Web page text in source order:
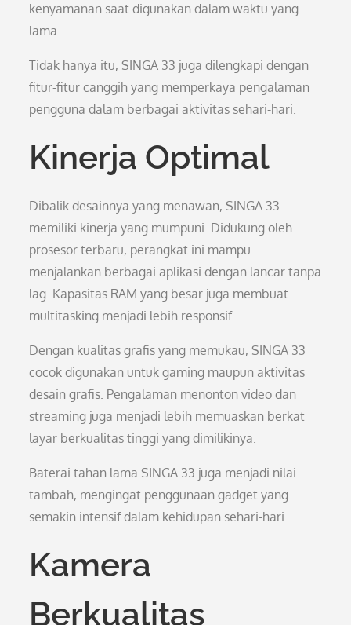
kenyamanan saat digunakan dalam waktu yang
lama.
Tidak hanya itu, SINGA 33 juga dilengkapi dengan
fitur-fitur canggih yang memperkaya pengalaman
pengguna dalam berbagai aktivitas sehari-hari.
Kinerja Optimal
Dibalik desainnya yang menawan, SINGA 33
memiliki kinerja yang mumpuni. Didukung oleh
prosesor terbaru, perangkat ini mampu
menjalankan berbagai aplikasi dengan lancar tanpa
lag. Kapasitas RAM yang besar juga membuat
multitasking menjadi lebih responsif.
Dengan kualitas grafis yang memukau, SINGA 33
cocok digunakan untuk gaming maupun aktivitas
desain grafis. Pengalaman menonton video dan
streaming juga menjadi lebih memuaskan berkat
layar berkualitas tinggi yang dimilikinya.
Baterai tahan lama SINGA 33 juga menjadi nilai
tambah, mengingat penggunaan gadget yang
semakin intensif dalam kehidupan sehari-hari.
Kamera
Berkualitas